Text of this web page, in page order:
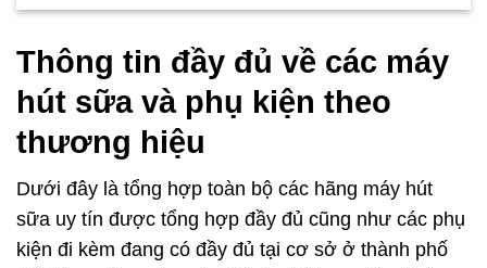
Thông tin đầy đủ về các máy
hút sữa và phụ kiện theo
thương hiệu
Dưới đây là tổng hợp toàn bộ các hãng máy hút
sữa uy tín được tổng hợp đầy đủ cũng như các phụ
kiện đi kèm đang có đầy đủ tại cơ sở ở thành phố